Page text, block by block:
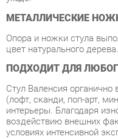
(лофт, сканди, поп-арт,
интерьеры. Благодаря
условиях интенсивной
кафе;
ресторанах быстрого
барах;
на выездном